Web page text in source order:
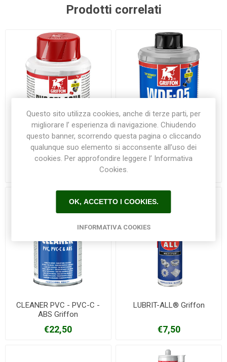
Prodotti correlati
PVC GEL 500 gr Griffon WDF-05® Griffon ml 200
CLEANER PVC - PVC-C -
ABS Griffon
€22,50
LUBRIT-ALL® Griffon
€7,50
Questo sito utilizza cookies, anche di terze parti, per
migliorare l’ esperienza di navigazione. Chiudendo
questo banner, scorrendo questa pagina o cliccando
qualunque suo elemento si acconsente all’uso dei
cookies. Per approfondire leggere l’ Informativa
Cookies.
OK, ACCETTO I COOKIES.
INFORMATIVA COOKIES